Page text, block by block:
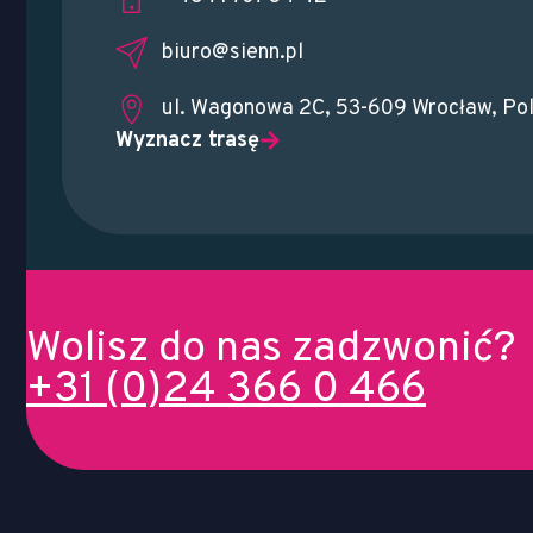
biuro@sienn.pl
ul. Wagonowa 2C, 53-609 Wrocław,
Wyznacz trasę
Wolisz do nas zadzwonić?
+31 (0)24 366 0 466